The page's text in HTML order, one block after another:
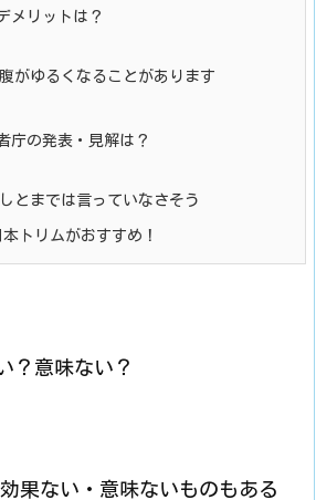
メリットは？
がゆるくなることがあります
庁の発表・見解は？
とまでは言っていなさそう
トリムがおすすめ！
？意味ない？
果ない・意味ないものもある